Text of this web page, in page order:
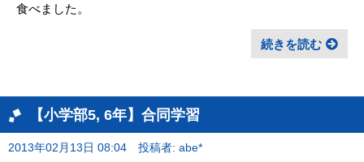
食べました。
続きを読む
【小学部5, 6年】合同学習
2013年02月13日 08:04 投稿者: abe*